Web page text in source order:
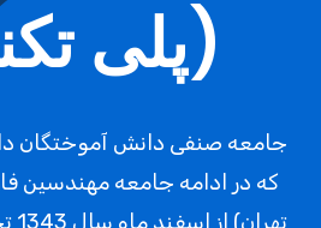
(پلی
جامعه صنفی دانش آموختگان
که در ادامه جامعه مهندسین